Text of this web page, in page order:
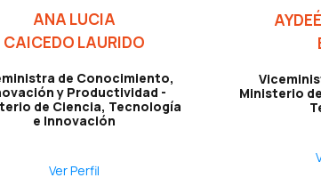
ANA LUCIA
CAICEDO LAURIDO
de Conocimiento,
y Productividad -
de Ciencia, Tecnología
e Innovación
Ver Perfil
Ministerio